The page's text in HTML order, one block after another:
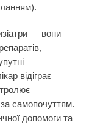
— вони
відіграє
самопочуттям.
допомоги та